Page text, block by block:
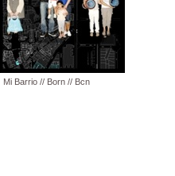
Mi Barrio // Born // Bcn